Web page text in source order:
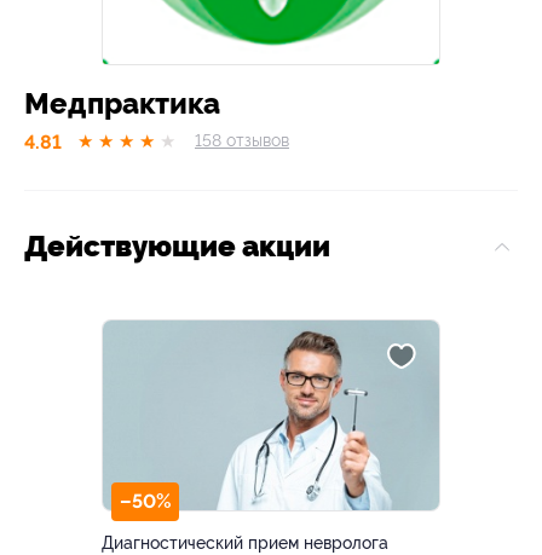
Медпрактика
4.81 ★ ★ ★ ★ ★ 158 отзывов
Действующие акции
–50%
Диагностический прием невролога